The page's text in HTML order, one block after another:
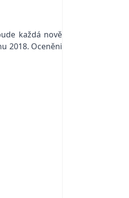
každá nově
2018. Oceněni